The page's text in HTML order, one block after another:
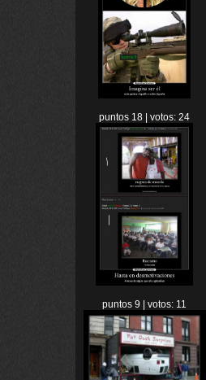
puntos 18 | votos: 24
puntos 9 | votos: 11